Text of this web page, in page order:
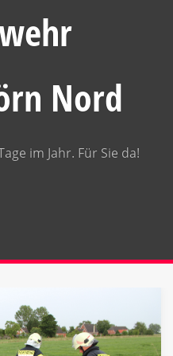
Nord
im Jahr. Für Sie da!